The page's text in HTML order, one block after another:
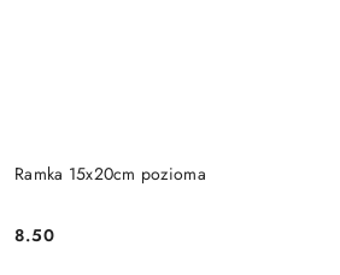
Ramka 15x20cm pozioma
Cena:
8.50